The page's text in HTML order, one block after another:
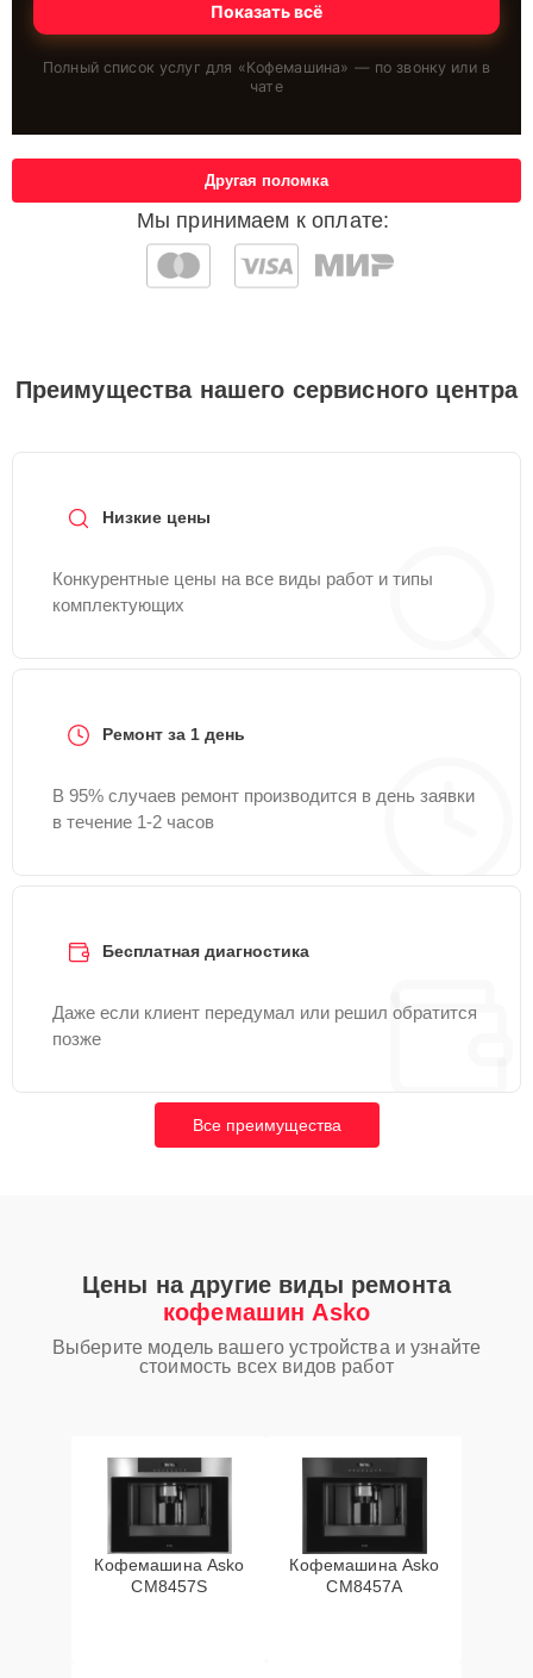
Показать всё
Полный список услуг для «Кофемашина» — по звонку или в
чате
Мы принимаем к оплате:
Другая поломка
Преимущества нашего сервисного центра
Низкие цены
Конкурентные цены на все виды работ и типы
комплектующих
Ремонт за 1 день
В 95% случаев ремонт производится в день заявки
в течение 1-2 часов
Бесплатная диагностика
Даже если клиент передумал или решил обратится
позже
Все преимущества
Цены на другие виды ремонта
кофемашин Asko
Выберите модель вашего устройства и узнайте
стоимость всех видов работ
Кофемашина Asko
CM8457S
Кофемашина Asko
CM8457A